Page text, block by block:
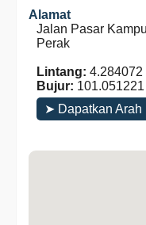
Alamat
Jalan Pasar
Perak
Lintang: 4.284072
Bujur: 101.051221
➤ Dapatkan Arah